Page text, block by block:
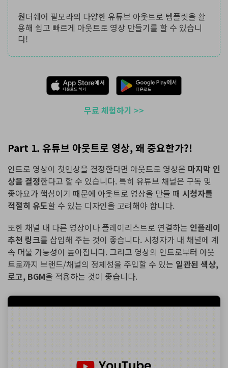
원더쉐어 필모라의 다양한 유튜브 아웃트로 템플릿을 활
용해 쉽고 빠르게 아웃트로 영상 만들기를 할 수 있습니
다!
무료 체험하기 >>
Part 1. 유튜브 아웃트로 영상, 왜 중요한가?!
인트로 영상이 첫인상을 결정한다면 아웃트로 영상은 마지막 인
상을 결정한다고 할 수 있습니다. 특히 유튜브 채널은 구독 및
좋아요가 핵심이기 때문에 아웃트로 영상을 만들 때 시청자를
적절히 유도할 수 있는 디자인을 고려해야 합니다.
또한 채널 내 다른 영상이나 플레이리스트로 연결하는 인플레이
추천 링크를 삽입해 주는 것이 좋습니다. 시청자가 내 채널에 계
속 머물 가능성이 높아집니다. 그리고 영상의 인트로부터 아웃
트로까지 브랜드/채널의 정체성을 주입할 수 있는 일관된 색상,
로고, BGM을 적용하는 것이 좋습니다.